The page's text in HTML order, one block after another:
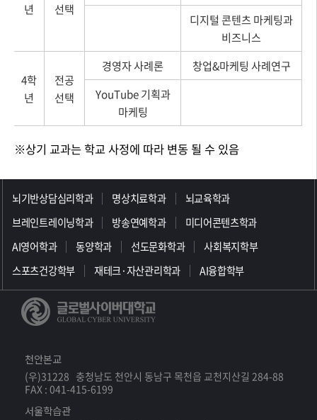
년
선택
디지털 콘텐츠 마케팅과
비즈니스
4학
년
전공
선택
경영자 사례론
창업&마케팅 사례연구
YouTube 기획과
마케팅
※상기 교과는 학교 사정에 따라 변동 될 수 있음
뇌기반상담심리학과 명상치료학과
뇌교육학과
브레인트레이닝학과
방송연예학과
미디어콘텐츠학과
AI영어학과
동양학과 선도문화학과
사회복지학부
스포츠건강학부
재테크·자산관리학과 AI융합학부
천안본교
(우)31228 충청남도 천안시 동남구 목천읍 교천지산길 284-88
FAX : 041-415-6199
서울학습관